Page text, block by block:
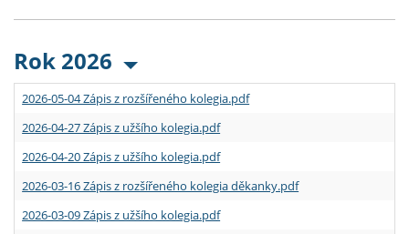
Rok 2026
2026-05-04 Zápis z rozšířeného kolegia.pdf
2026-04-27 Zápis z užšího kolegia.pdf
2026-04-20 Zápis z užšího kolegia.pdf
2026-03-16 Zápis z rozšířeného kolegia děkanky.pdf
2026-03-09 Zápis z užšího kolegia.pdf